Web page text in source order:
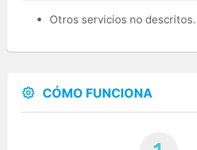
Otros servicios no descritos.
CÓMO FUNCIONA